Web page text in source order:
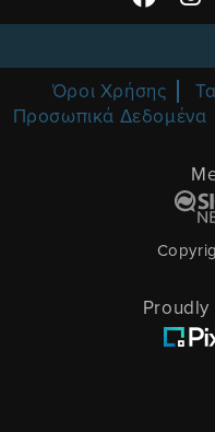
Όροι Χρήσης
Προσωπικά Δεδομένα